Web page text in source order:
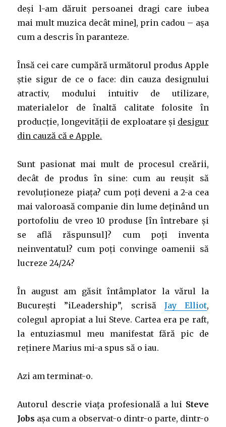
deși l-am dăruit persoanei dragi care iubea
mai mult muzica decât mine], prin cadou – așa
cum a descris în paranteze.
Însă cei care cumpără următorul produs Apple
știe sigur de ce o face: din cauza designului
atractiv, modului intuitiv de utilizare,
materialelor de înaltă calitate folosite în
producție, longevității de exploatare și desigur
din cauză că e Apple.
Sunt pasionat mai mult de procesul creării,
decât de produs în sine: cum au reușit să
revoluționeze piața? cum poți deveni a 2-a cea
mai valoroasă companie din lume deținând un
portofoliu de vreo 10 produse [în întrebare și
se află răspunsul]? cum poți inventa
neinventatul? cum poți convinge oamenii să
lucreze 24/24?
În august am găsit întâmplator la vărul la
București ”iLeadership”, scrisă Jay Elliot,
colegul apropiat a lui Steve. Cartea era pe raft,
la entuziasmul meu manifestat fără pic de
reținere Marius mi-a spus să o iau.
Azi am terminat-o.
Autorul descrie viața profesională a lui Steve
Jobs așa cum a observat-o dintr-o parte, dintr-o